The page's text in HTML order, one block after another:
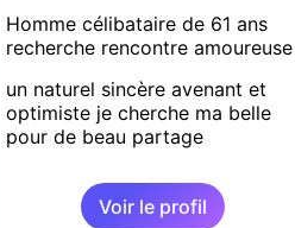
Homme célibataire de 61 ans
recherche rencontre amoureuse
un naturel sincère avenant et
optimiste je cherche ma belle
pour de beau partage
Voir le profil